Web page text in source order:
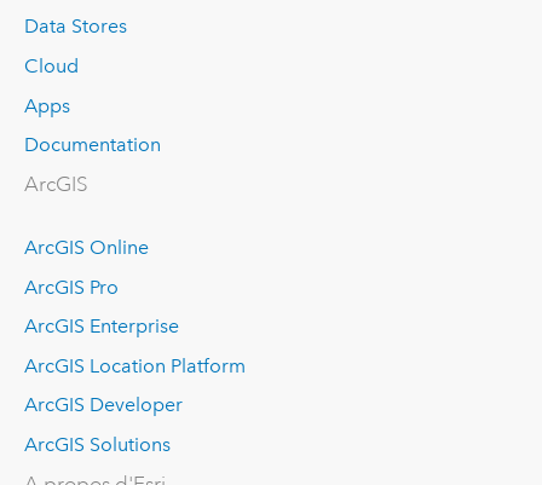
Data Stores
Cloud
Apps
Documentation
ArcGIS
ArcGIS Online
ArcGIS Pro
ArcGIS Enterprise
ArcGIS Location Platform
ArcGIS Developer
ArcGIS Solutions